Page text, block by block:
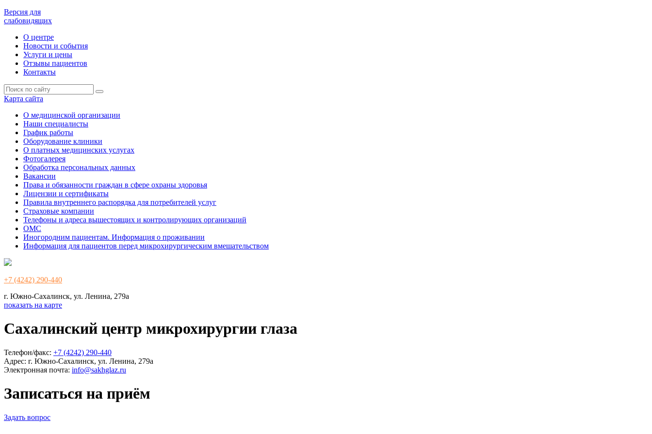
Версия для
слабовидящих
О центре
Новости и события
Услуги и цены
Отзывы пациентов
Контакты
Карта сайта
О медицинской организации
Наши специалисты
График работы
Оборудование клиники
О платных медицинских услугах
Фотогалерея
Обработка персональных данных
Вакансии
Права и обязанности граждан в сфере охраны здоровья
Лицензии и сертификаты
Правила внутреннего распорядка для потребителей услуг
Страховые компании
Телефоны и адреса вышестоящих и контролирующих организаций
ОМС
Иногородним пациентам. Информация о проживании
Информация для пациентов перед микрохирургическим вмешательством
+7 (4242) 290-440
г. Южно-Сахалинск, ул. Ленина, 279а
показать на карте
Сахалинский центр микрохирургии глаза
Телефон/факс: +7 (4242) 290-440
Адрес: г. Южно-Сахалинск, ул. Ленина, 279а
Электронная почта: info@sakhglaz.ru
Записаться на приём
Задать вопрос